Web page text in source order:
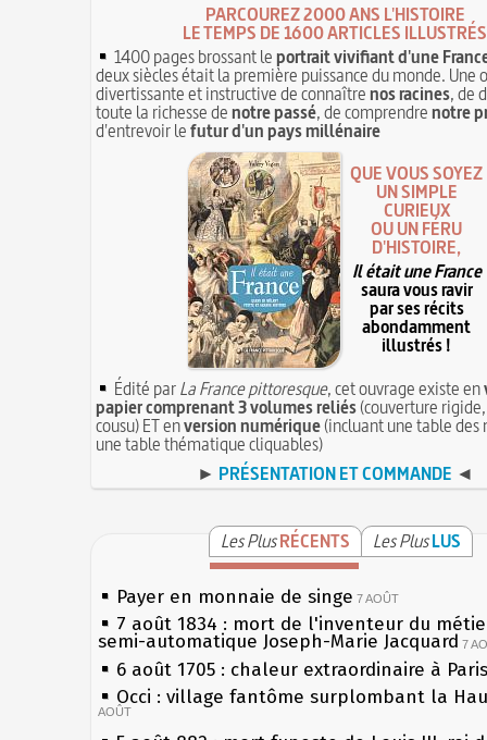
PARCOUREZ 2000 ANS L'HISTOIRE
LE TEMPS DE 1600 ARTICLES ILLUSTRÉS
1400 pages brossant leportrait vivifiant d'une
deux siècles était la première puissance du monde. Une
divertissante et instructive de connaîtrenos racines, de
toute la richesse denotre passé, de comprendrenotre
d'entrevoir lefutur d'un pays millénaire
QUE VOUS SOYEZ
UN SIMPLE
CURIEUX
OU UN FÉRU
D'HISTOIRE,
Il était une France
saura vous ravir
par ses récits
abondamment
illustrés !
Édité parLa France pittoresque, cet ouvrage existe en
papier comprenant 3 volumes reliés(couverture
cousu) ET enversion numérique(incluant une table des
une table thématique cliquables)
► PRÉSENTATION ET COMMANDE ◄
Les PlusRÉCENTS Les PlusLUS
Payer en monnaie de singe 7 AOÛT
7 août 1834 : mort de l'inventeur du
semi-automatique Joseph-Marie Jacquard 7
6 août 1705 : chaleur extraordinaire à Paris
Occi : village fantôme surplombant la
AOÛT